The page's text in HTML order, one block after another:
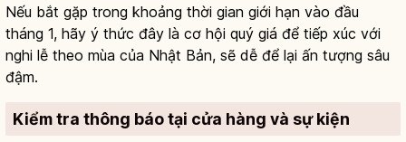
Nếu bắt gặp trong khoảng thời gian giới hạn vào đầu
tháng 1, hãy ý thức đây là cơ hội quý giá để tiếp xúc với
nghi lễ theo mùa của Nhật Bản, sẽ dễ để lại ấn tượng sâu
đậm.
Kiểm tra thông báo tại cửa hàng và sự kiện